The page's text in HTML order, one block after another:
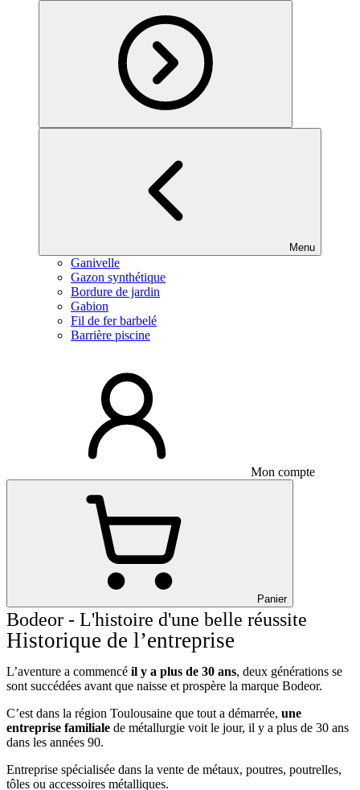
Menu
Ganivelle
Gazon synthétique
Bordure de jardin
Gabion
Fil de fer barbelé
Barrière piscine
Mon compte
Panier
Bodeor - L'histoire d'une belle réussite
Historique de l’entreprise
L’aventure a commencé il y a plus de 30 ans, deux générations se
sont succédées avant que naisse et prospère la marque Bodeor.
C’est dans la région Toulousaine que tout a démarrée, une
entreprise familiale de métallurgie voit le jour, il y a plus de 30 ans
dans les années 90.
Entreprise spécialisée dans la vente de métaux, poutres, poutrelles,
tôles ou accessoires métalliques.